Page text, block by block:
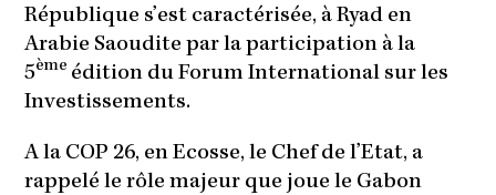
République s’est caractérisée, à Ryad en
Arabie Saoudite par la participation à la
5ème édition du Forum International sur les
Investissements.
A la COP 26, en Ecosse, le Chef de l’Etat, a
rappelé le rôle majeur que joue le Gabon